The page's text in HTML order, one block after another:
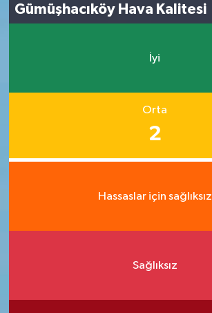
Gümüşhacıköy Hava Kalitesi
İyi
Orta
2
Hassaslar için sağlıksız
Sağlıksız